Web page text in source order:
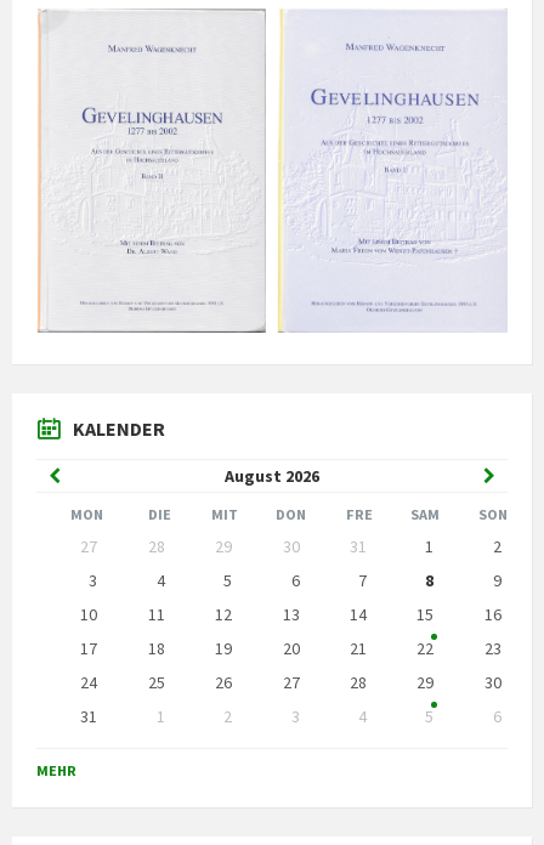
KALENDER
August 2026
Vorheriger
Monat
Monat
MON DIE MIT DON FRE SAM SON
Kalendertage
überspringen
27 28 29 30 31 1
2
3
4 5 6 7 8
9
10
11 12 13 14 15
16
17
18 19 20 21 22
23
24
25 26 27 28 29
30
31
1 2 3 4 5
6
zu
den
MEHR